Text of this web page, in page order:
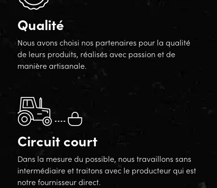
Qualité
Nous avons choisi nos partenaires pour la qualité
de leurs produits, réalisés avec passion et de
manière artisanale.
Circuit court
Dans la mesure du possible, nous travaillons sans
intermédiaire et traitons avec le producteur qui est
notre fournisseur direct.